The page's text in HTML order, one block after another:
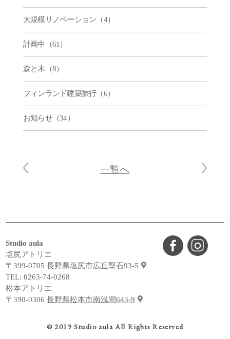
大規模リノベーション（4）
計画中（61）
森と木（8）
フィンランド建築旅行（6）
お知らせ（34）
一覧へ
Studio aula
塩尻アトリエ
〒399-0705 長野県塩尻市広丘堅石93-5
TEL:0263-74-0268
松本アトリエ
〒390-0306 長野県松本市南浅間643-9
© 2019 Studio aula All Rights Reserved